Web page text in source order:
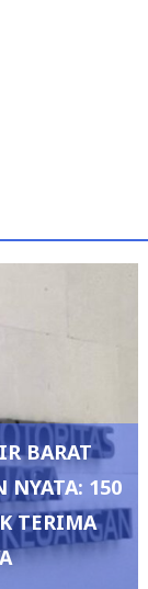
BARAT
NYATA: 150
TERIMA